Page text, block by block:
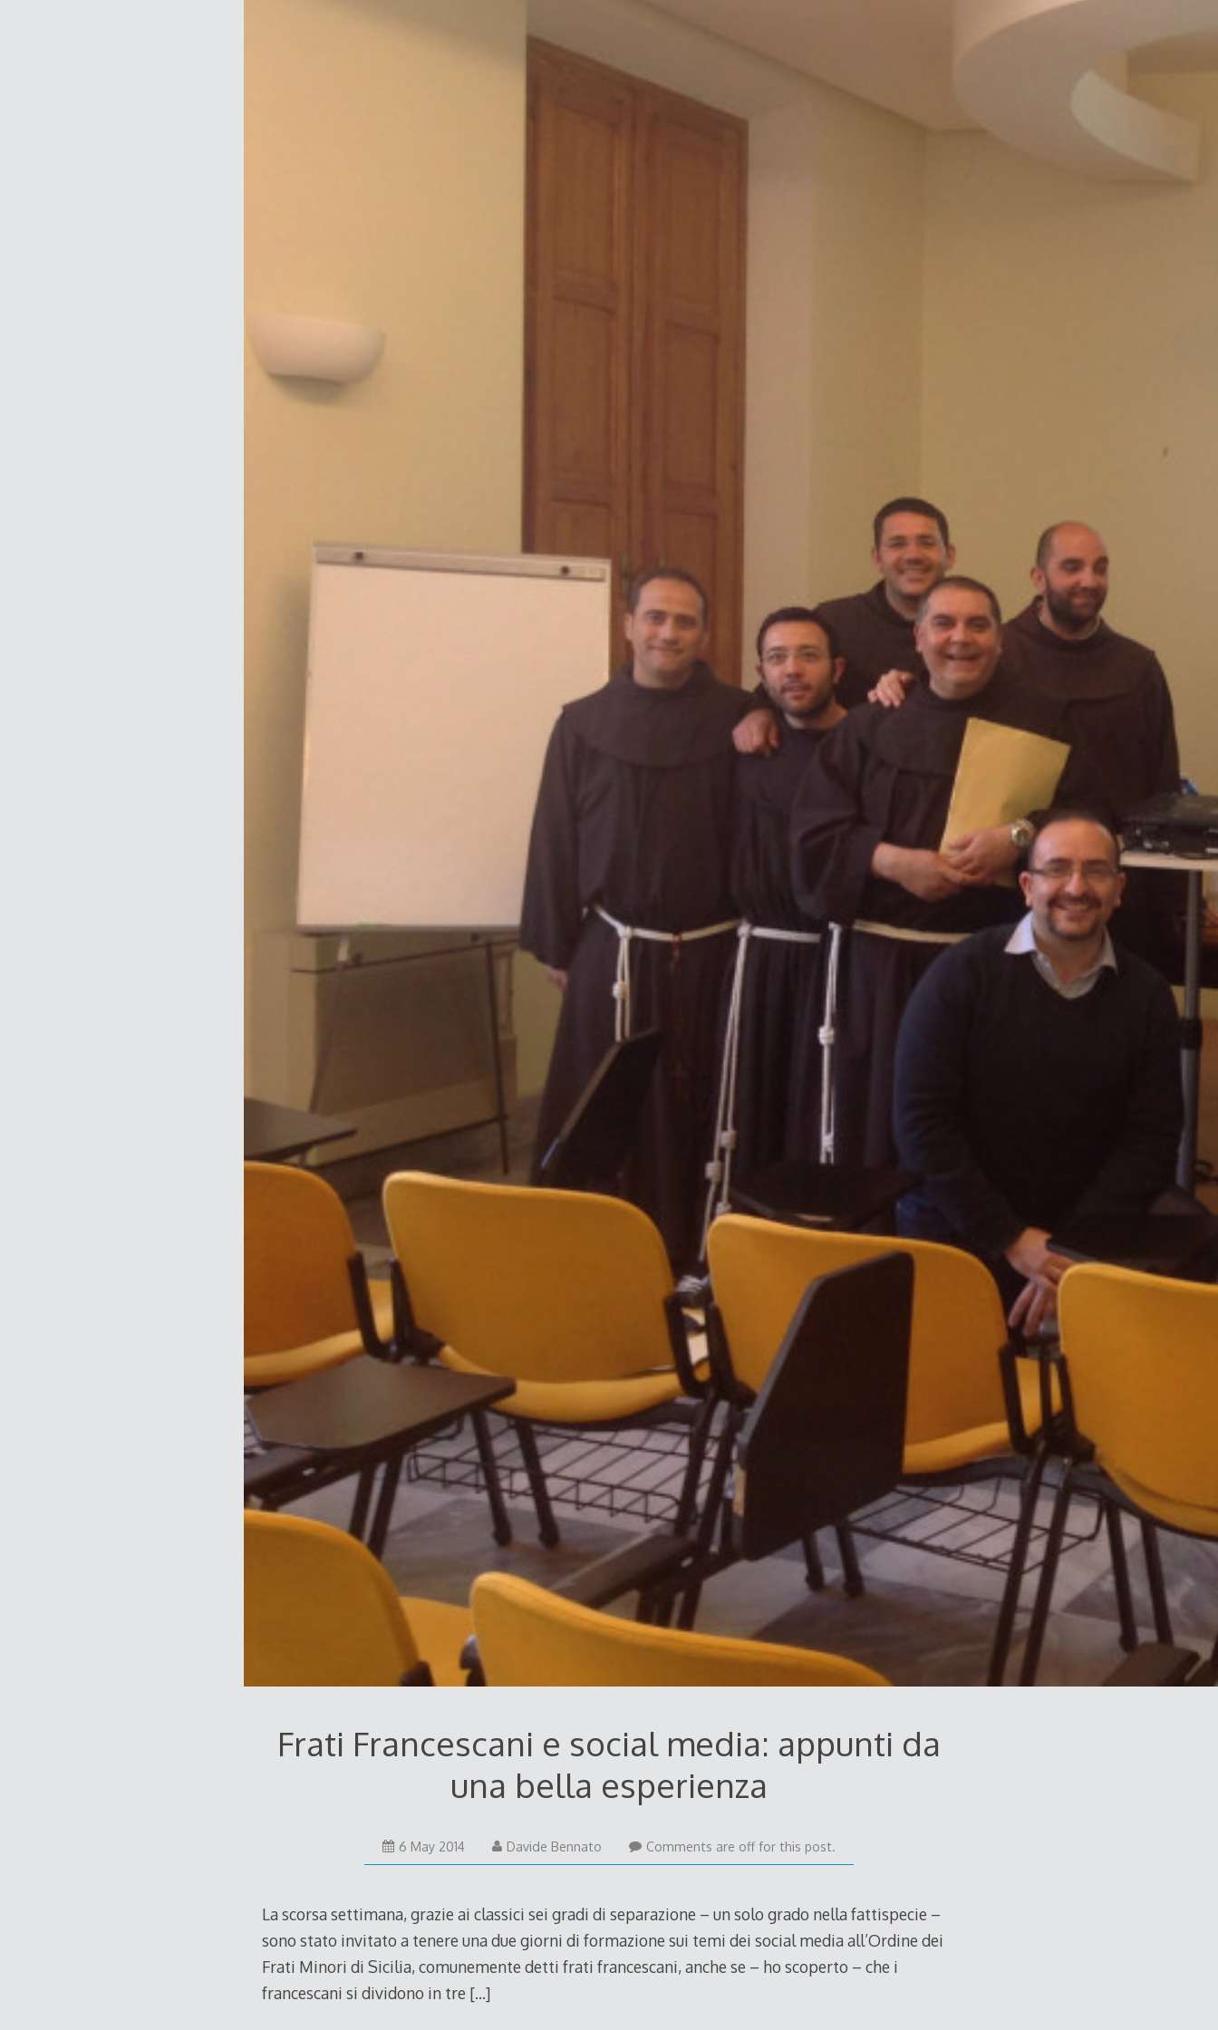
Frati Francescani e social media: appunti da
una bella esperienza
6 May 20146
May
Davide Bennato Comments are off for this post.
La scorsa settimana, grazie ai classici sei gradi di separazione – un solo grado nella fattispecie –
sono stato invitato a tenere una due giorni di formazione sui temi dei social media all’Ordine dei
Frati Minori di Sicilia, comunemente detti frati francescani, anche se – ho scoperto – che i
francescani si dividono in tre […]